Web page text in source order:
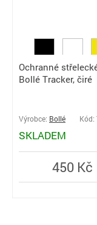
Ochranné
Bollé Tracker, čiré
Výrobce: Bollé Kód:
SKLADEM
450 Kč